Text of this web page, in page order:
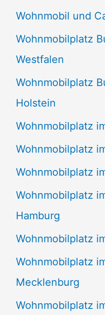
Wohnmobil und
Wohnmobilplatz
Westfalen
Wohnmobilplatz
Holstein
Wohnmobilplatz
Wohnmobilplatz
Wohnmobilplatz
Wohnmobilplatz
Hamburg
Wohnmobilplatz
Wohnmobilplatz
Mecklenburg
Wohnmobilplatz